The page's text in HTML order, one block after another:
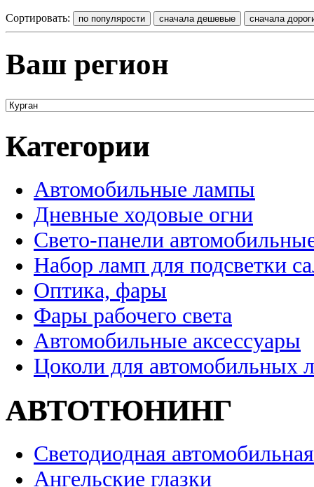
Сортировать:
Ваш регион
Категории
Автомобильные лампы
Дневные ходовые огни
Свето-панели
Набор ламп для подсветки
Оптика, фары
Фары рабочего света
Автомобильные аксессуары
Цоколи для автомобильных
АВТОТЮНИНГ
Светодиодная
Ангельские глазки